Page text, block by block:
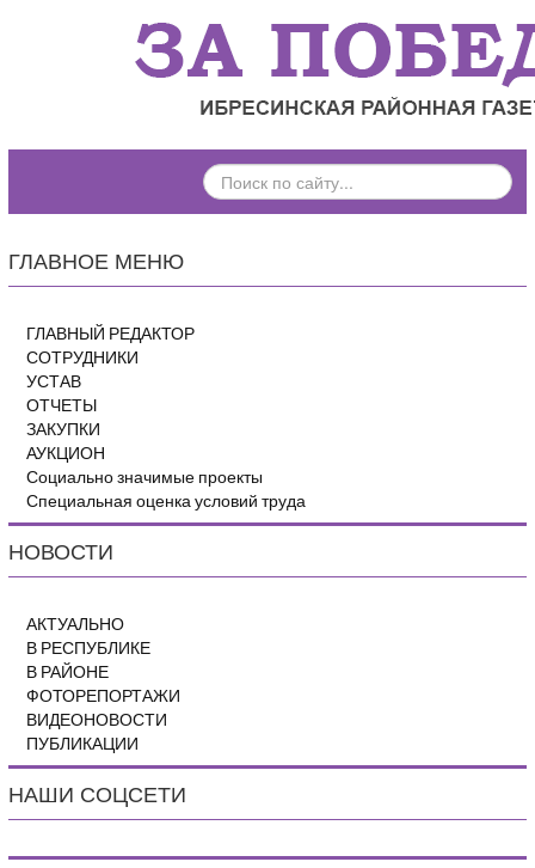
ПОИСК
ПО
ГЛАВНОЕ МЕНЮ
ГЛАВНЫЙ РЕДАКТОР
СОТРУДНИКИ
УСТАВ
ОТЧЕТЫ
ЗАКУПКИ
АУКЦИОН
Социально значимые проекты
Специальная оценка условий труда
НОВОСТИ
АКТУАЛЬНО
В РЕСПУБЛИКЕ
В РАЙОНЕ
ФОТОРЕПОРТАЖИ
ВИДЕОНОВОСТИ
ПУБЛИКАЦИИ
НАШИ СОЦСЕТИ